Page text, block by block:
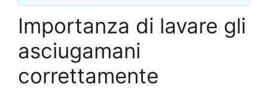
Importanza di lavare gli
asciugamani
correttamente